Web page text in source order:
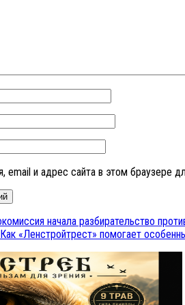
email и адрес сайта в этом браузере
начала разбирательство
Как «Ленстройтрест» помогает